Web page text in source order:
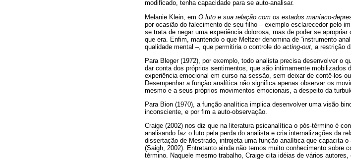
modificado, tenha capacidade para se auto-analisar.
Melanie Klein, em O luto e sua relação com os estados maníaco-
por ocasião do falecimento de seu filho – exemplo esclarecedor pelo
se trata de negar uma experiência dolorosa, mas de poder se
que era. Enfim, mantendo o que Meltzer denomina de “instrumento
qualidade mental –, que permitiria o controle do acting-out , a restrição
Para Bleger (1972), por exemplo, todo analista precisa desenvolver o
dar conta dos próprios sentimentos, que são intimamente mobilizados
experiência emocional em curso na sessão, sem deixar de contê-los
Desempenhar a função analítica não significa apenas observar os
mesmo e a seus próprios movimentos emocionais, a despeito da
Para Bion (1970), a função analítica implica desenvolver uma visão
inconsciente, e por fim a auto-observação.
Craige (2002) nos diz que na literatura psicanalítica o pós-término é
analisando faz o luto pela perda do analista e cria internalizações da
dissertação de Mestrado, introjeta uma função analítica que capacita
(Saigh, 2002). Entretanto ainda não temos muito conhecimento sobre
término. Naquele mesmo trabalho, Craige cita idéias de vários